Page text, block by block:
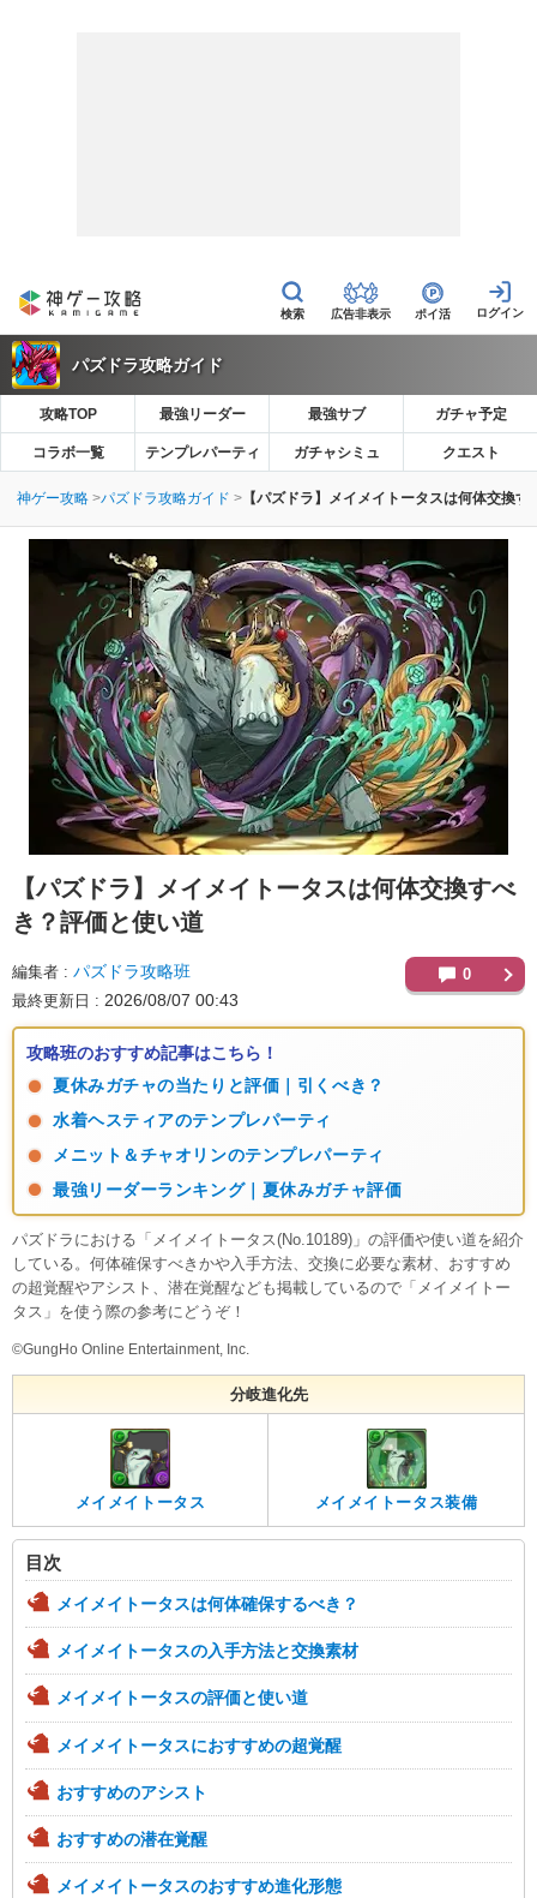
広告非表示 ポイ活
パズドラ攻略ガイド
攻略TOP 最強リーダー 最強サブ ガチャ予定
コラボ一覧 テンプレパーティ ガチャシミュ クエスト
神ゲー攻略 パズドラ攻略ガイド 【パズドラ】メイメイトータスは何体交換
【パズドラ】
メイメイトータスは何体交換すべ
き？評価と使い道
編集者 パズドラ攻略班
最終更新日 2026/08/07 00:43
0
攻略班のおすすめ記事はこちら！
夏休みガチャの当たりと評価｜引くべき？
水着ヘスティアのテンプレパーティ
メニット＆チャオリンのテンプレパーティ
最強リーダーランキング｜夏休みガチャ評価
パズドラにおける「メイメイトータス(No.10189)」の評価や使い道を紹介
している。何体確保すべきかや入手方法、交換に必要な素材、おすすめ
の超覚醒やアシスト、潜在覚醒なども掲載しているので「メイメイトー
タス」を使う際の参考にどうぞ！
©GungHo Online Entertainment, Inc.
分岐進化先
メイメイトータス メイメイトータス装備
目次
メイメイトータスは何体確保するべき？
メイメイトータスの入手方法と交換素材
メイメイトータスの評価と使い道
メイメイトータスにおすすめの超覚醒
おすすめのアシスト
おすすめの潜在覚醒
メイメイトータスのおすすめ進化形態